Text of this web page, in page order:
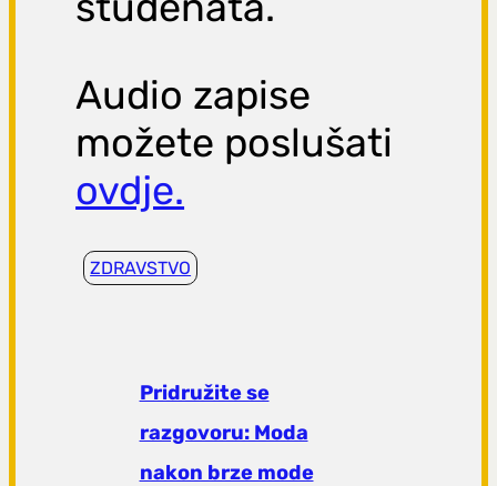
Audio zapise
možete poslušati
ovdje.
ZDRAVSTVO
Pridružite se
razgovoru: Moda
nakon brze mode